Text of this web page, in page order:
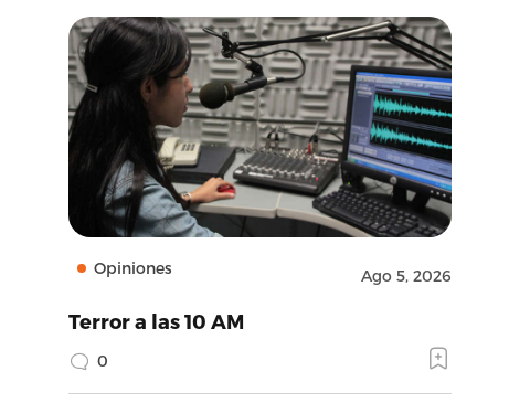
Opiniones Ago 5, 2026
Terror a las 10 AM
0